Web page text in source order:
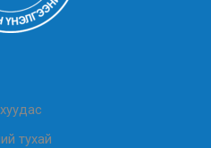
хуудас
тухай